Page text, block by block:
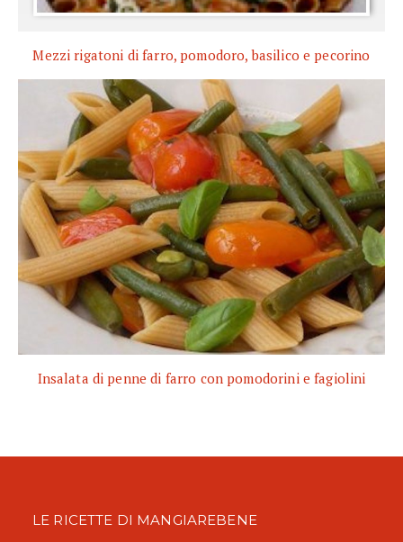
Mezzi rigatoni di farro, pomodoro, basilico e pecorino
Insalata di penne di farro con pomodorini e fagiolini
LE RICETTE DI MANGIAREBENE